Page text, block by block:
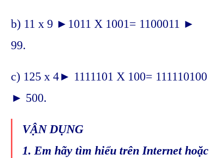
b) 11 x 9 ►1011 X 1001= 1100011 ►
99.
c) 125 x 4► 1111101 X 100= 111110100
► 500.
VẬN DỤNG
1. Em hãy tìm hiểu trên Internet hoặc